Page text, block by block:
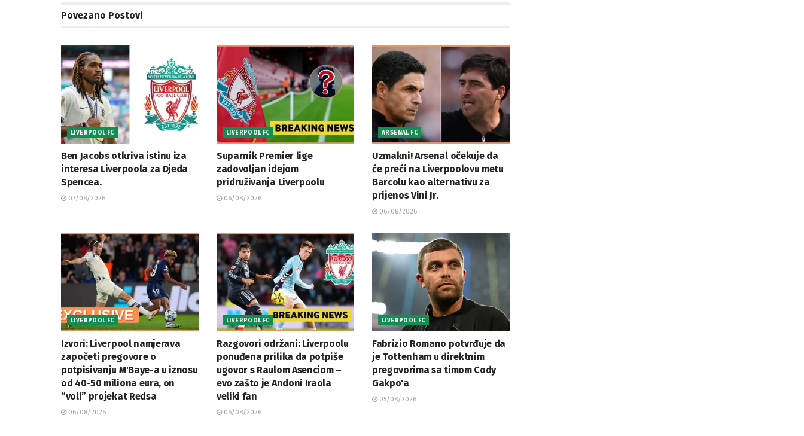
Povezano Postovi
LIVERPOOL FC
Ben Jacobs otkriva istinu iza
interesa Liverpoola za Djeda
Spencea.
07/08/2026
LIVERPOOL FC
Suparnik Premier lige
zadovoljan idejom
pridruživanja Liverpoolu
06/08/2026
ARSENAL FC
Uzmakni! Arsenal očekuje da
će preći na Liverpoolovu metu
Barcolu kao alternativu za
prijenos Vini Jr.
06/08/2026
LIVERPOOL FC
Izvori: Liverpool namjerava
započeti pregovore o
potpisivanju M'Baye-a u iznosu
od 40-50 miliona eura, on
“voli” projekat Redsa
06/08/2026
LIVERPOOL FC
Razgovori održani: Liverpoolu
ponuđena prilika da potpiše
ugovor s Raulom Asenciom –
evo zašto je Andoni Iraola
veliki fan
06/08/2026
LIVERPOOL FC
Fabrizio Romano potvrđuje da
je Tottenham u direktnim
pregovorima sa timom Cody
Gakpo'a
05/08/2026